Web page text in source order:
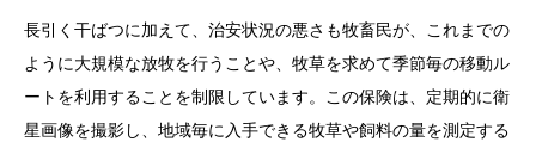
長引く干ばつに加えて、治安状況の悪さも牧畜民が、これまでの
ように大規模な放牧を行うことや、牧草を求めて季節毎の移動ル
ートを利用することを制限しています。この保険は、定期的に衛
星画像を撮影し、地域毎に入手できる牧草や飼料の量を測定する